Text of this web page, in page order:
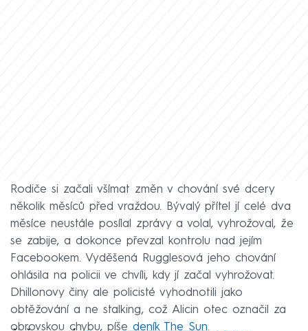
Rodiče si začali všímat změn v chování své dcery
několik měsíců před vraždou. Bývalý přítel jí celé dva
měsíce neustále posílal zprávy a volal, vyhrožoval, že
se zabije, a dokonce převzal kontrolu nad jejím
Facebookem. Vyděšená Rugglesová jeho chování
ohlásila na policii ve chvíli, kdy jí začal vyhrožovat.
Dhillonovy činy ale policisté vyhodnotili jako
obtěžování a ne stalking, což Alicin otec označil za
obrovskou chybu, píše deník The Sun.